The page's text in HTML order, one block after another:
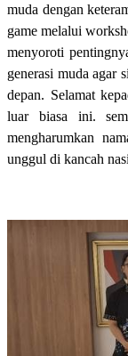
muda dengan
game melalui
menyoroti
generasi muda agar
depan. Selamat
luar biasa ini.
mengharumkan
unggul di kancah